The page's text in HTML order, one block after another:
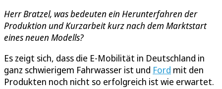
Herr Bratzel, was bedeuten ein Herunterfahren der
Produktion und Kurzarbeit kurz nach dem Marktstart
eines neuen Modells?
Es zeigt sich, dass die E-Mobilität in Deutschland in
ganz schwierigem Fahrwasser ist und Ford mit den
Produkten noch nicht so erfolgreich ist wie erwartet.